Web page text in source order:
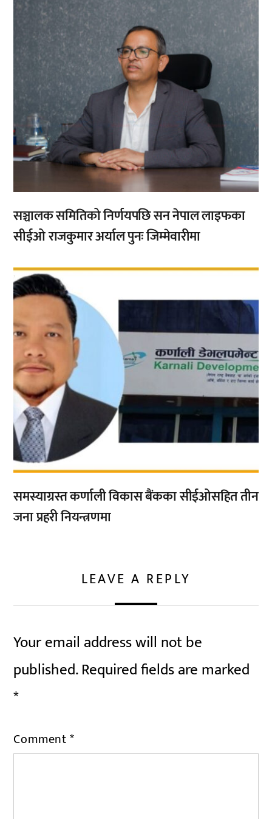
सञ्चालक समितिको निर्णयपछि सन नेपाल लाइफका
सीईओ राजकुमार अर्याल पुनः जिम्मेवारीमा
,
समस्याग्रस्त कर्णाली विकास बैंकका सीईओसहित तीन
जना प्रहरी नियन्त्रणमा
LEAVE A REPLY
Your email address will not be
published.Required fields are marked
*
Comment*